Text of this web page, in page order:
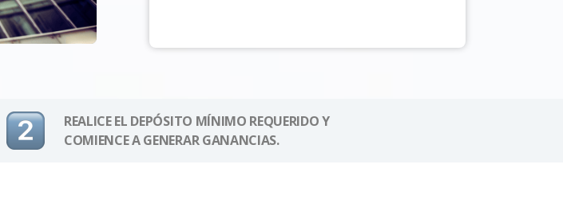
REALICE EL DEPÓSITO MÍNIMO REQUERIDO Y
COMIENCE A GENERAR GANANCIAS.